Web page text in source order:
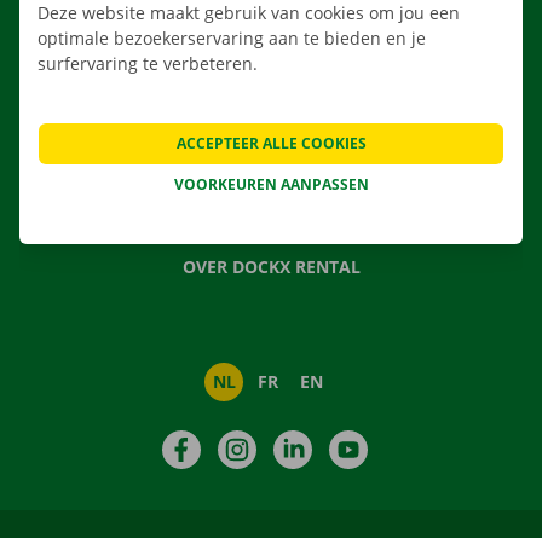
NIEUWS
CADEAUBON
OVER DOCKX RENTAL
NL FR EN
FacebookInstagramLinkedIn
Deze website maakt gebruik van cookies om jou een
optimale bezoekerservaring aan te bieden en je
surfervaring te verbeteren.
VOORKEUREN AANPASSEN
ACCEPTEER ALLE COOKIES